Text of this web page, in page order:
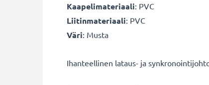
Kaapelimateriaali: PVC
Liitinmateriaali: PVC
Väri: Musta
Ihanteellinen lataus- ja